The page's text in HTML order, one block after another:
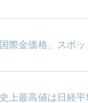
国際金価格、スポ
史上最高値は日経